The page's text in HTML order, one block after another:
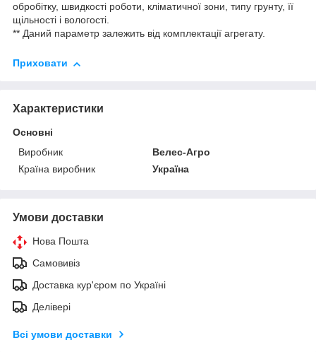
обробітку, швидкості роботи, кліматичної зони, типу грунту, її
щільності і вологості.
** Даний параметр залежить від комплектації агрегату.
Приховати
Характеристики
Основні
Виробник
Велес-Агро
Країна виробник
Україна
Умови доставки
Нова Пошта
Самовивіз
Доставка кур'єром по Україні
Делівері
Всі умови доставки